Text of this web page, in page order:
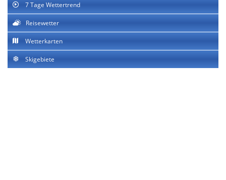
7 Tage Wettertrend
Reisewetter
Wetterkarten
Skigebiete